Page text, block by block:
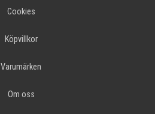
Cookies
Köpvillkor
Varumärken
Om oss